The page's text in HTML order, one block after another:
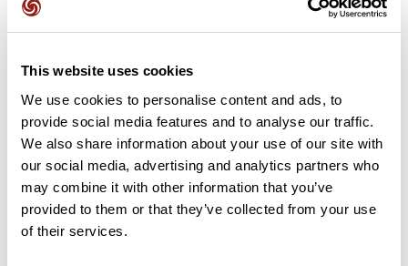
This website uses cookies
We use cookies to personalise content and ads, to
provide social media features and to analyse our traffic.
We also share information about your use of our site with
our social media, advertising and analytics partners who
may combine it with other information that you’ve
provided to them or that they’ve collected from your use
of their services.
Recensioni degli utenti
Questo percorso non contiene ancora alcuna recensione.
L'hai già effettuato? Sii il primo a inviare una recensione!
Aggiungi una recensione